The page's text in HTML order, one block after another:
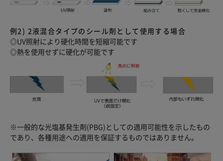
例2) 2液混合タイプのシール剤として使用する場合
◎UV照射により硬化時間を短縮可能です
◎熱を使用せずに硬化が可能です
※一般的な光塩基発生剤(PBG)としての適用可能性を示したもの
であり、各種用途への適用を保証するものではありません。